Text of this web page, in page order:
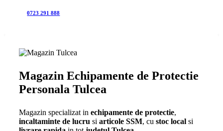
0723 291 888
Magazin Echipamente de Protectie
Personala Tulcea
Magazin specializat inechipamente de protectie,
incaltaminte de lucru siarticole SSM, cu stoc local si